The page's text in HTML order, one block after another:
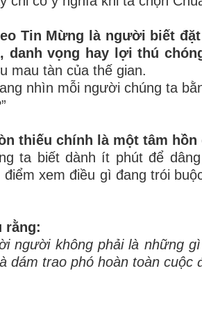
Tin Mừng là người biết
danh vọng hay lợi thú
mau tàn của thế gian.
nhìn mỗi người chúng ta
thiếu chính là một tâm
ta biết dành ít phút để
xem điều gì đang trói
rằng:
người không phải là những
dám trao phó hoàn toàn cuộc